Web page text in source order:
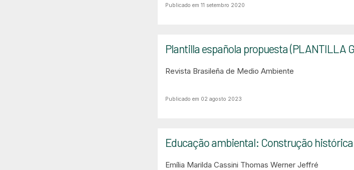
Publicado em 11 setembro 2020
Plantilla española propuesta (PLANTILLA
Revista Brasileña de Medio Ambiente
Publicado em 02 agosto 2023
Educação ambiental: Construção
Emília Marilda Cassini Thomas Werner Jeffré